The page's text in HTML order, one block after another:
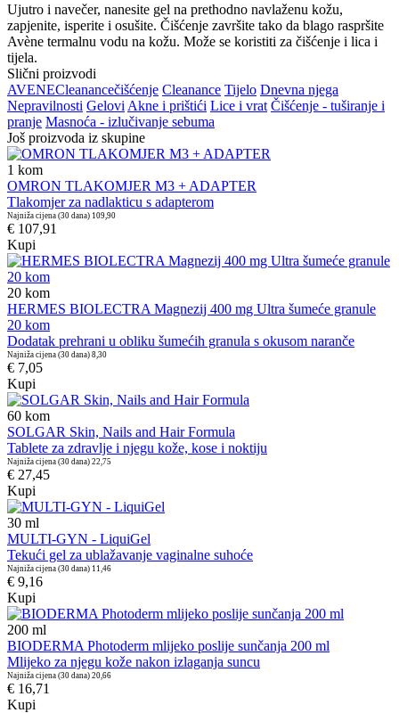
Ujutro i navečer, nanesite gel na prethodno navlaženu kožu,
zapjenite, isperite i osušite. Čišćenje završite tako da blago raspršite
Avène termalnu vodu na kožu. Može se koristiti za čišćenje i lica i
tijela.
Slični proizvodi
AVENECleanancečišćenje Cleanance Tijelo Dnevna njega
Nepravilnosti Gelovi Akne i prištići Lice i vrat Čišćenje - tuširanje i
pranje Masnoća - izlučivanje sebuma
Još proizvoda iz skupine
1 kom
OMRON TLAKOMJER M3 + ADAPTER
Tlakomjer za nadlakticu s adapterom
Najniža cijena (30 dana) 109,90
€ 107,91
Kupi
20 kom
HERMES BIOLECTRA Magnezij 400 mg Ultra šumeće granule
20 kom
Dodatak prehrani u obliku šumećih granula s okusom naranče
Najniža cijena (30 dana) 8,30
€ 7,05
Kupi
60 kom
SOLGAR Skin, Nails and Hair Formula
Tablete za zdravlje i njegu kože, kose i noktiju
Najniža cijena (30 dana) 22,75
€ 27,45
Kupi
30 ml
MULTI-GYN - LiquiGel
Tekući gel za ublažavanje vaginalne suhoće
Najniža cijena (30 dana) 11,46
€ 9,16
Kupi
200 ml
BIODERMA Photoderm mlijeko poslije sunčanja 200 ml
Mlijeko za njegu kože nakon izlaganja suncu
Najniža cijena (30 dana) 20,66
€ 16,71
Kupi